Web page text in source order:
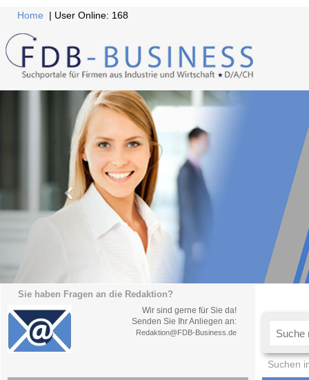
Home | User Online: 168
Sie haben Fragen an die Redaktion?
Wir sind gerne für Sie da!
Senden Sie Ihr Anliegen an:
Redaktion@FDB-Business.de
Suchen